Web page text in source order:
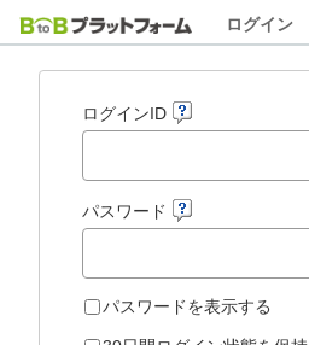
ログイン
ログインID
パスワード
パスワードを表示する